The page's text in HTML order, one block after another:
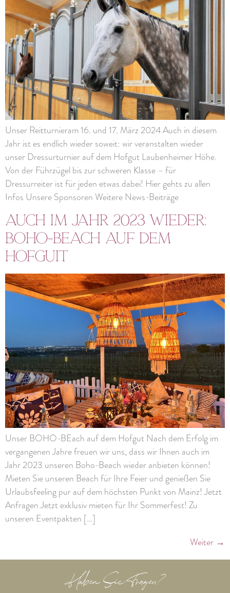
Unser Reitturnieram 16. und 17. März 2024 Auch in diesem
Jahr ist es endlich wieder soweit: wir veranstalten wieder
unser Dressurturnier auf dem Hofgut Laubenheimer Höhe.
Von der Führzügel bis zur schweren Klasse – für
Dressurreiter ist für jeden etwas dabei! Hier gehts zu allen
Infos Unsere Sponsoren Weitere News-Beiträge
Auch im Jahr 2023 wieder:
Boho-Beach auf dem
Hofguit
Unser BOHO-BEach auf dem Hofgut Nach dem Erfolg im
vergangenen Jahre freuen wir uns, dass wir Ihnen auch im
Jahr 2023 unseren Boho-Beach wieder anbieten können!
Mieten Sie unseren Beach für Ihre Feier und genießen Sie
Urlaubsfeeling pur auf dem höchsten Punkt von Mainz! Jetzt
Anfragen Jetzt exklusiv mieten für Ihr Sommerfest! Zu
unseren Eventpakten […]
Weiter →
Haben Sie Fragen?